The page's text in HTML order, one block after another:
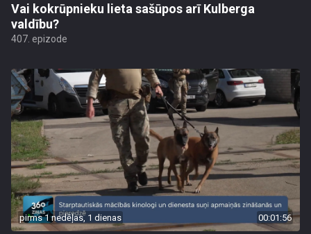
Vai kokrūpnieku lieta sašūpos arī Kulberga
valdību?
407. epizode
pirms 1 nedēļas, 1 dienas 00:01:56